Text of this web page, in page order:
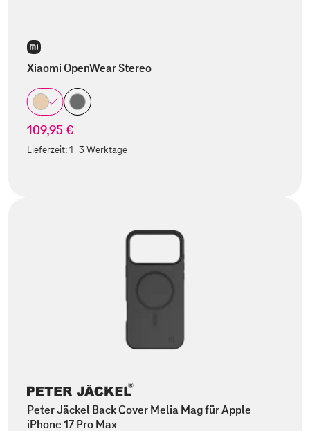
Xiaomi OpenWear Stereo
109,95 €
Lieferzeit:1-3 Werktage
Peter Jäckel Back Cover Melia Mag für Apple
iPhone 17 Pro Max